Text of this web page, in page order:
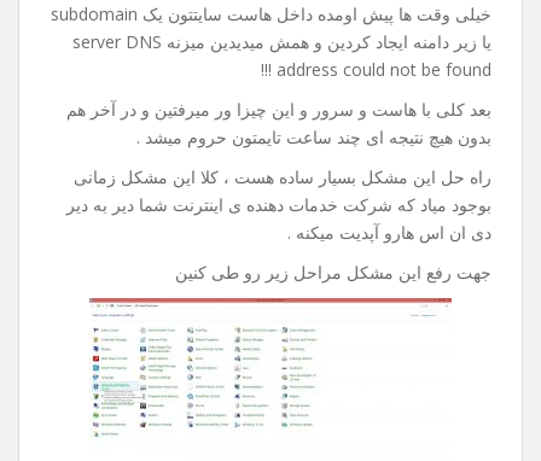
سلام و عرض ادب خدمت بازدیدکنندگان عزیز .
در این پست قصد دارم راه حل یک خطای اعصاب خورد کن رو
این راه حل بیشتر به درد دوستانی میخوره که سایت یا هاست یا
سرور دارن !
خیلی وقت ها پیش اومده داخل هاست سایتتون یک subdomain
یا زیر دامنه ایجاد کردین و همش میدیدین میزنه server DNS
address could not be found !!!
بعد کلی با هاست و سرور و این چیزا ور میرفتین و در آخر هم
بدون هیچ نتیجه ای چند ساعت تایمتون حروم میشد .
راه حل این مشکل بسیار ساده هست ، کلا این مشکل زمانی
بوجود میاد که شرکت خدمات دهنده ی اینترنت شما دیر به دیر
دی ان اس هارو آپدیت میکنه .